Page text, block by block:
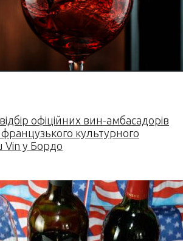
офіційних вин-амбасадорів
культурного
Vin у Бордо